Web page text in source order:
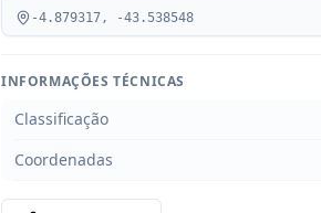
-4.879317, -43.538548
INFORMAÇÕES TÉCNICAS
Classificação
Coordenadas